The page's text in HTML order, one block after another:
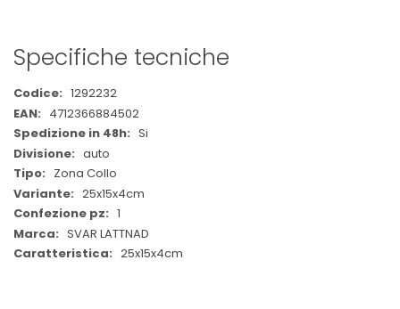
Specifiche tecniche
Maggiori
Informazioni
1292232
4712366884502
Si
auto
Zona Collo
25x15x4cm
1
SVAR LATTNAD
25x15x4cm